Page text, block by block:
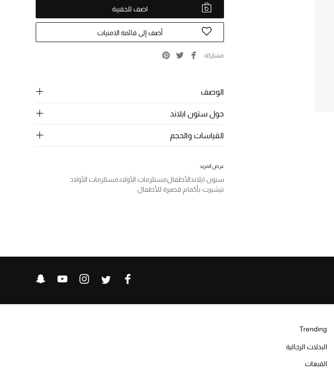
اضف للحقيبة
أضف إلى قائمة الامنيات
مشاركة
الوصف
حول ستون ايلاند
القياسات والحجم
عرض المزيد
ستون ايلاندالأطفالمستلزمات الأولادمستلزمات الأولاد
تيشيرت بأكمام قصيرة للأطفال
Trending
البدلات الرجالية
القبعات